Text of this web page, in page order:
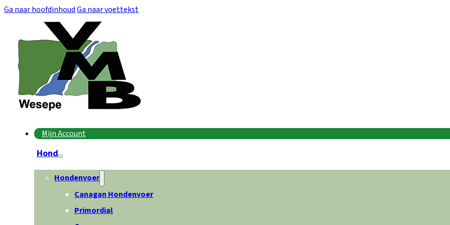
Ga naar hoofdinhoudGa naar voettekst
Mijn Account
Hond
Hondenvoer
Canagan Hondenvoer
Primordial